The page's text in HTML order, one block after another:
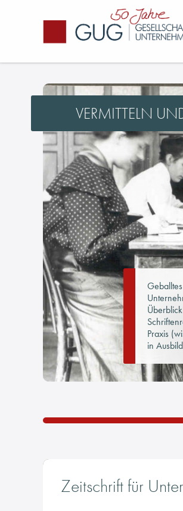
VERMITTELN
Praxis
in
Zeitschrift für